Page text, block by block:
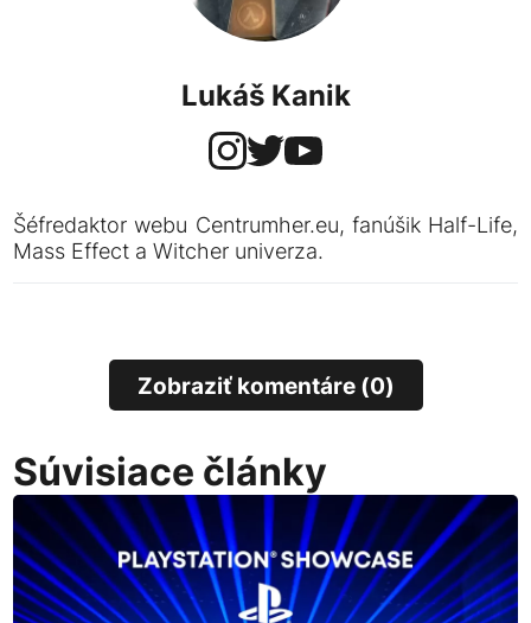
Lukáš Kanik
Šéfredaktor webu Centrumher.eu, fanúšik Half-Life,
Mass Effect a Witcher univerza.
Zobraziť komentáre (0)
Súvisiace články